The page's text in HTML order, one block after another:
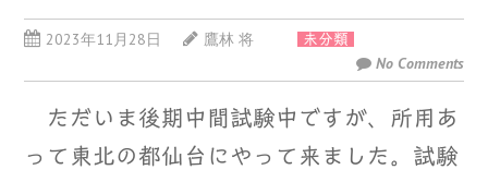
2023年11月28日 鷹林 将 未分類
No Comments
ただいま後期中間試験中ですが、所用あ
って東北の都仙台にやって来ました。試験